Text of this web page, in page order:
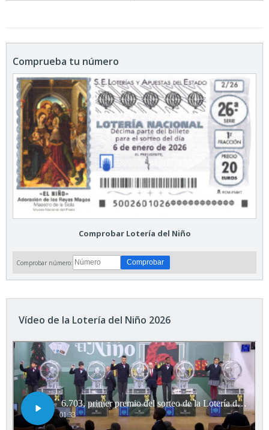
Comprueba tu número
Comprobar Lotería del Niño
Comprobar número:
Vídeo de la Lotería del Niño 2026